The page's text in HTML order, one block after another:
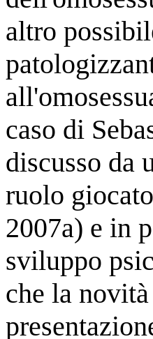
altro
caso di
discusso da
ruolo
2007a) e in
sviluppo
che la